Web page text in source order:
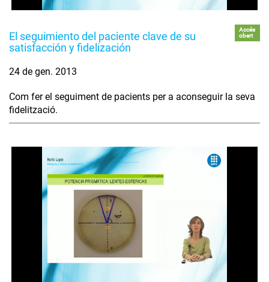
El seguimiento del paciente clave de su
satisfacción y fidelización
Accés
obert
24 de gen. 2013
Com fer el seguiment de pacients per a aconseguir la seva
fidelització.